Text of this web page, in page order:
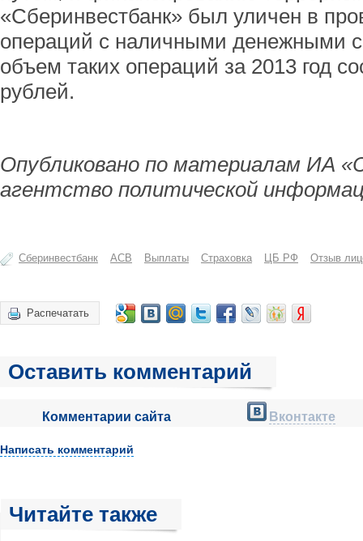
«Сберинвестбанк» был уличен в
операций с наличными денежными
объем таких операций за 2013 год
рублей.
Опубликовано по материалам ИА
агентство политической
Сберинвестбанк АСВ Выплаты Страховка ЦБ РФ Отзыв
Распечатать
Оставить комментарий
Комментарии сайта Вконтакте
Написать комментарий
Читайте также